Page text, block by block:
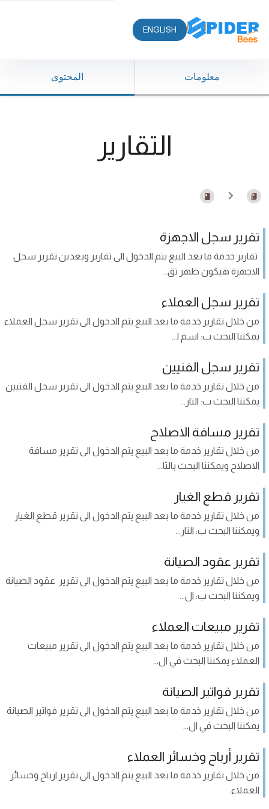
ENGLISH
معلومات المحتوى
التقارير
تقرير سجل الاجهزة
تقارير خدمة ما بعد البيع يتم الدخول الى تقارير وبعدين تقرير سجل
الاجهزة هيكون ظهر تق...
تقرير سجل العملاء
من خلال تقارير خدمة ما بعد البيع يتم الدخول الى تقرير سجل العملاء
يمكننا البحث ب: اسم ا...
تقرير سجل الفنيين
من خلال تقارير خدمة ما بعد البيع يتم الدخول الى تقرير سجل الفنيين
يمكننا البحث ب: التار...
تقرير مسافة الاصلاح
من خلال تقارير خدمة ما بعد البيع يتم الدخول الى تقرير مسافة
الاصلاح ويمكننا البحث بالتا...
تقرير قطع الغيار
من خلال تقارير خدمة ما بعد البيع يتم الدخول الى تقرير قطع الغيار
ويمكننا البحث ب: التار...
تقرير عقود الصيانة
من خلال تقارير خدمة ما بعد البيع يتم الدخول الى تقرير عقود الصيانة
ويمكننا البحث ب: ال...
تقرير مبيعات العملاء
من خلال تقارير خدمة ما بعد البيع يتم الدخول الى تقرير مبيعات
العملاء يمكننا البحث في ال...
تقرير فواتير الصيانة
من خلال تقارير خدمة ما بعد البيع يتم الدخول الى تقرير فواتير الصيانة
يمكننا البحث في ال...
تقرير أرباح وخسائر العملاء
من خلال تقارير خدمة ما بعد البيع يتم الدخول الى تقرير ارباح وخسائر
العملاء.